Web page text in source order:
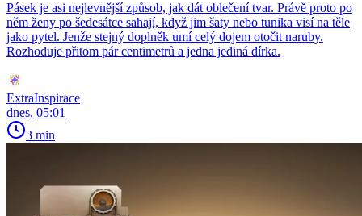
Pásek je asi nejlevnější způsob, jak dát oblečení tvar. Právě proto po
něm ženy po šedesátce sahají, když jim šaty nebo tunika visí na těle
jako pytel. Jenže stejný doplněk umí celý dojem otočit naruby.
Rozhoduje přitom pár centimetrů a jedna jediná dírka.
ExtraInspirace
dnes, 05:01
3 min